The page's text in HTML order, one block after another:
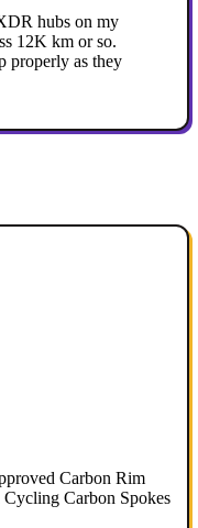
hubs on my
12K km or so.
properly as they
Carbon Rim
Carbon Spokes